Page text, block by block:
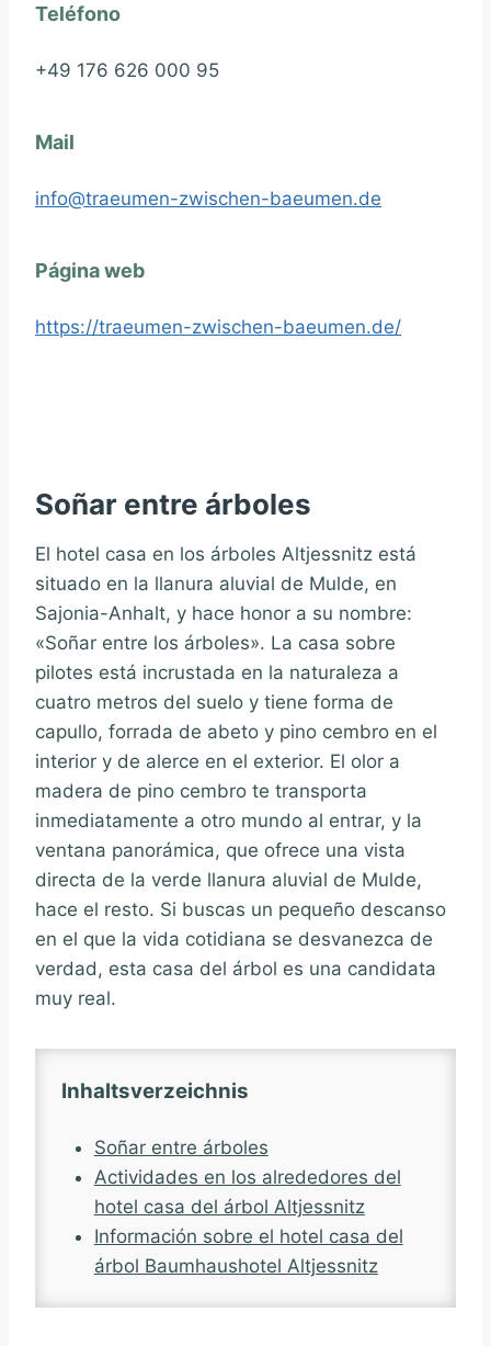
Teléfono
+49 176 626 000 95
Mail
info@traeumen-zwischen-baeumen.de
Página web
https://traeumen-zwischen-baeumen.de/
Soñar entre árboles
El hotel casa en los árboles Altjessnitz está
situado en la llanura aluvial de Mulde, en
Sajonia-Anhalt, y hace honor a su nombre:
«Soñar entre los árboles». La casa sobre
pilotes está incrustada en la naturaleza a
cuatro metros del suelo y tiene forma de
capullo, forrada de abeto y pino cembro en el
interior y de alerce en el exterior. El olor a
madera de pino cembro te transporta
inmediatamente a otro mundo al entrar, y la
ventana panorámica, que ofrece una vista
directa de la verde llanura aluvial de Mulde,
hace el resto. Si buscas un pequeño descanso
en el que la vida cotidiana se desvanezca de
verdad, esta casa del árbol es una candidata
muy real.
Inhaltsverzeichnis
Soñar entre árboles
Actividades en los alrededores del
hotel casa del árbol Altjessnitz
Información sobre el hotel casa del
árbol Baumhaushotel Altjessnitz